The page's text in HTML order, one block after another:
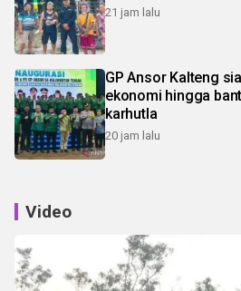
21 jam lalu
GP Ansor Kalteng
ekonomi hingga
karhutla
20 jam lalu
Video